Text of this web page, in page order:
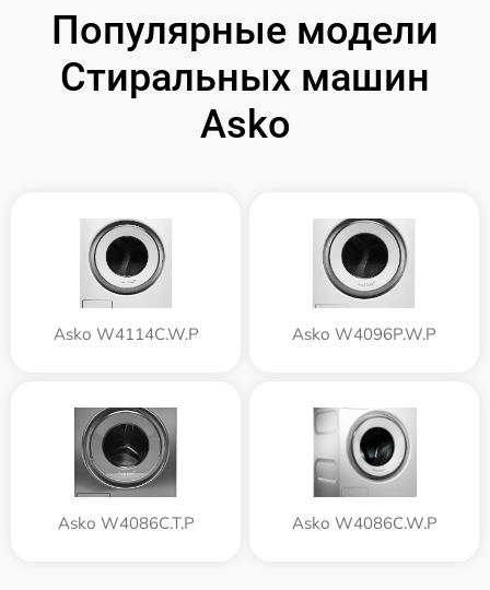
Популярные модели
Стиральных машин
Asko
Asko W4114C.W.P Asko W4096P.W.P
Asko W4086C.T.P Asko W4086C.W.P